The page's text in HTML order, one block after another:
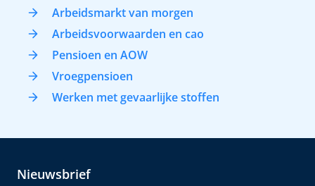
Arbeidsmarkt van morgen
Arbeidsvoorwaarden en cao
Pensioen en AOW
Vroegpensioen
Werken met gevaarlijke stoffen
Nieuwsbrief